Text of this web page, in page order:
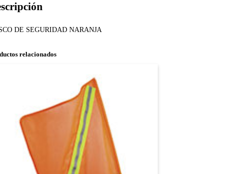
DE SEGURIDAD NARANJA
relacionados